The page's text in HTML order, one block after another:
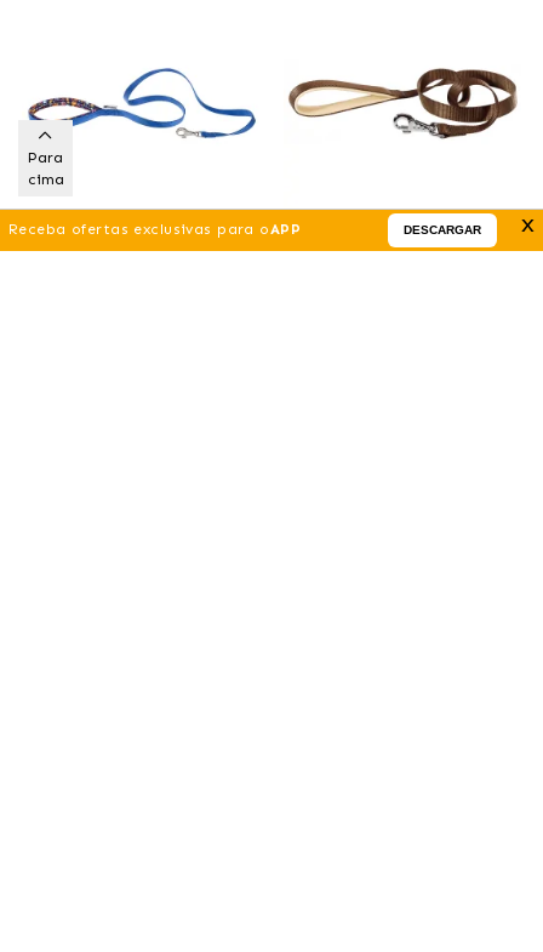
Coleira de Nylon Daytona G
Correia Nylon Daytona G
Receba ofertas exclusivas para oAPP DESCARGAR x
Para
cima